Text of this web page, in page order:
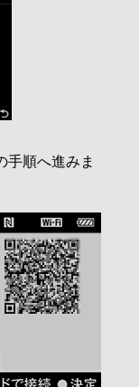
手順へ進みま